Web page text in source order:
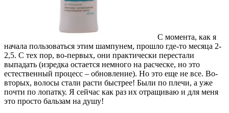
С момента, как я
начала пользоваться этим шампунем, прошло где-то месяца 2-
2,5. С тех пор, во-первых, они практически перестали
выпадать (изредка остается немного на расческе, но это
естественный процесс – обновление). Но это еще не все. Во-
вторых, волосы стали расти быстрее! Были по плечи, а уже
почти по лопатку. Я сейчас как раз их отращиваю и для меня
это просто бальзам на душу!